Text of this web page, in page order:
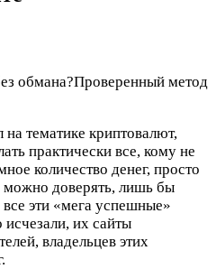
обмана?Проверенный метод
тематике криптовалют,
практически все, кому не
количество денег, просто
можно доверять, лишь бы
эти «мега успешные»
их сайты
владельцев этих